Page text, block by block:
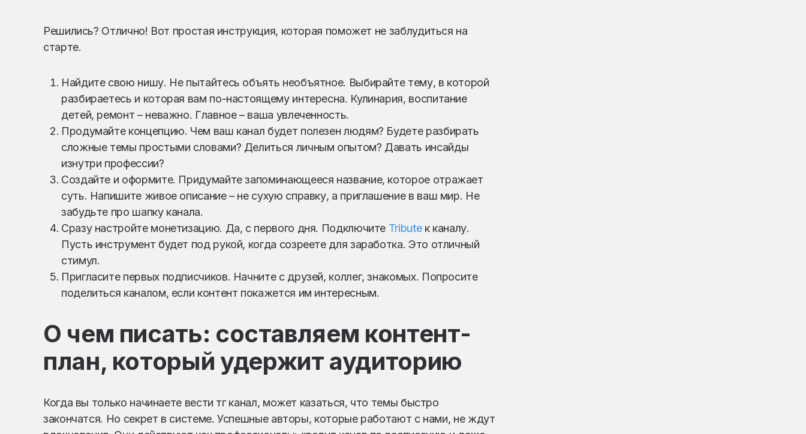
Решились? Отлично! Вот простая инструкция, которая поможет не заблудиться на
старте.
Найдите свою нишу. Не пытайтесь объять необъятное. Выбирайте тему, в которой
разбираетесь и которая вам по-настоящему интересна. Кулинария, воспитание
детей, ремонт – неважно. Главное – ваша увлеченность.
Продумайте концепцию. Чем ваш канал будет полезен людям? Будете разбирать
сложные темы простыми словами? Делиться личным опытом? Давать инсайды
изнутри профессии?
Создайте и оформите. Придумайте запоминающееся название, которое отражает
суть. Напишите живое описание – не сухую справку, а приглашение в ваш мир. Не
забудьте про шапку канала.
Сразу настройте монетизацию. Да, с первого дня. Подключите Tributeк каналу.
Пусть инструмент будет под рукой, когда созреете для заработка. Это отличный
стимул.
Пригласите первых подписчиков. Начните с друзей, коллег, знакомых. Попросите
поделиться каналом, если контент покажется им интересным.
О чем писать: составляем контент-
план, который удержит аудиторию
Когда вы только начинаете вести тг канал, может казаться, что темы быстро
закончатся. Но секрет в системе. Успешные авторы, которые работают с нами, не ждут